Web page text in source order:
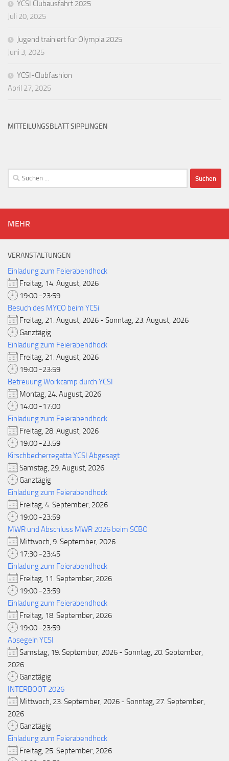
YCSI Clubausfahrt 2025
Juli 20, 2025
Jugend trainiert für Olympia 2025
Juni 3, 2025
YCSI-Clubfashion
April 27, 2025
MITTEILUNGSBLATT SIPPLINGEN
Suchen
nach:
MEHR
VERANSTALTUNGEN
Einladung zum Feierabendhock
Freitag, 14. August, 2026
19:00 -23:59
Besuch des MYCO beim YCSi
Freitag, 21. August, 2026 - Sonntag, 23. August, 2026
Ganztägig
Einladung zum Feierabendhock
Freitag, 21. August, 2026
19:00 -23:59
Betreuung Workcamp durch YCSI
Montag, 24. August, 2026
14:00 -17:00
Einladung zum Feierabendhock
Freitag, 28. August, 2026
19:00 -23:59
Kirschbecherregatta YCSI Abgesagt
Samstag, 29. August, 2026
Ganztägig
Einladung zum Feierabendhock
Freitag, 4. September, 2026
19:00 -23:59
MWR und Abschluss MWR 2026 beim SCBO
Mittwoch, 9. September, 2026
17:30 -23:45
Einladung zum Feierabendhock
Freitag, 11. September, 2026
19:00 -23:59
Einladung zum Feierabendhock
Freitag, 18. September, 2026
19:00 -23:59
Absegeln YCSI
Samstag, 19. September, 2026 - Sonntag, 20. September,
2026
Ganztägig
INTERBOOT 2026
Mittwoch, 23. September, 2026 - Sonntag, 27. September,
2026
Ganztägig
Einladung zum Feierabendhock
Freitag, 25. September, 2026